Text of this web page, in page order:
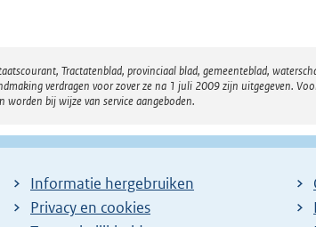
Tractatenblad, provinciaal blad, gemeenteblad,
verdragen voor zover ze na 1 juli 2009 zijn uitgegeven.
worden bij wijze van service aangeboden.
Informatie hergebruiken
Privacy en cookies